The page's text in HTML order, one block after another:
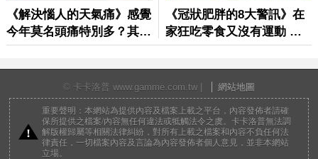
© 卡卡洛普 www.gamme.com.tw | 網站地圖
重要聲明：本網站為提供內容及檔案上載之平台，內容發佈者請確
保所提供之檔案/內容無任何違法或牴觸法令之虞。卡卡洛普無法調
解版權歸屬等相關法律糾紛，對所有上載之檔案和內容不負任何法
律責任，一切檔案內容及言論為內容發佈者個人意見，並非本網站
立場。